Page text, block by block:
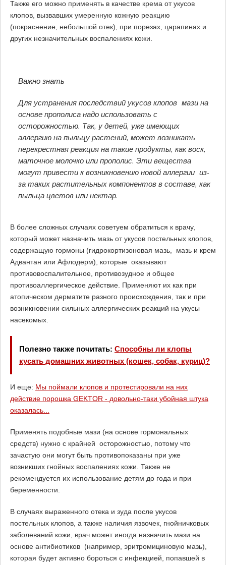
Также его можно применять в качестве крема от укусов
клопов, вызвавших умеренную кожную реакцию
(покраснение, небольшой отек), при порезах, царапинах и
других незначительных воспалениях кожи.
Важно знать
Для устранения последствий укусов клопов мази на
основе прополиса надо использовать с
осторожностью. Так, у детей, уже имеющих
аллергию на пыльцу растений, может возникать
перекрестная реакция на такие продукты, как воск,
маточное молочко или прополис. Эти вещества
могут привести к возникновению новой аллергии из-
за таких растительных компонентов в составе, как
пыльца цветов или нектар.
В более сложных случаях советуем обратиться к врачу,
который может назначить мазь от укусов постельных клопов,
содержащую гормоны (гидрокортизоновая мазь, мазь и крем
Адвантан или Афлодерм), которые оказывают
противовоспалительное, противозудное и общее
противоаллергическое действие. Применяют их как при
атопическом дерматите разного происхождения, так и при
возникновении сильных аллергических реакций на укусы
насекомых.
Полезно также почитать: Способны ли клопы
кусать домашних животных (кошек, собак, куриц)?
И еще: Мы поймали клопов и протестировали на них
действие порошка GEKTOR - довольно-таки убойная штука
оказалась...
Применять подобные мази (на основе гормональных
средств) нужно с крайней осторожностью, потому что
зачастую они могут быть противопоказаны при уже
возникших гнойных воспалениях кожи. Также не
рекомендуется их использование детям до года и при
беременности.
В случаях выраженного отека и зуда после укусов
постельных клопов, а также наличия язвочек, гнойничковых
заболеваний кожи, врач может иногда назначить мази на
основе антибиотиков (например, эритромициновую мазь),
которая будет активно бороться с инфекцией, попавшей в